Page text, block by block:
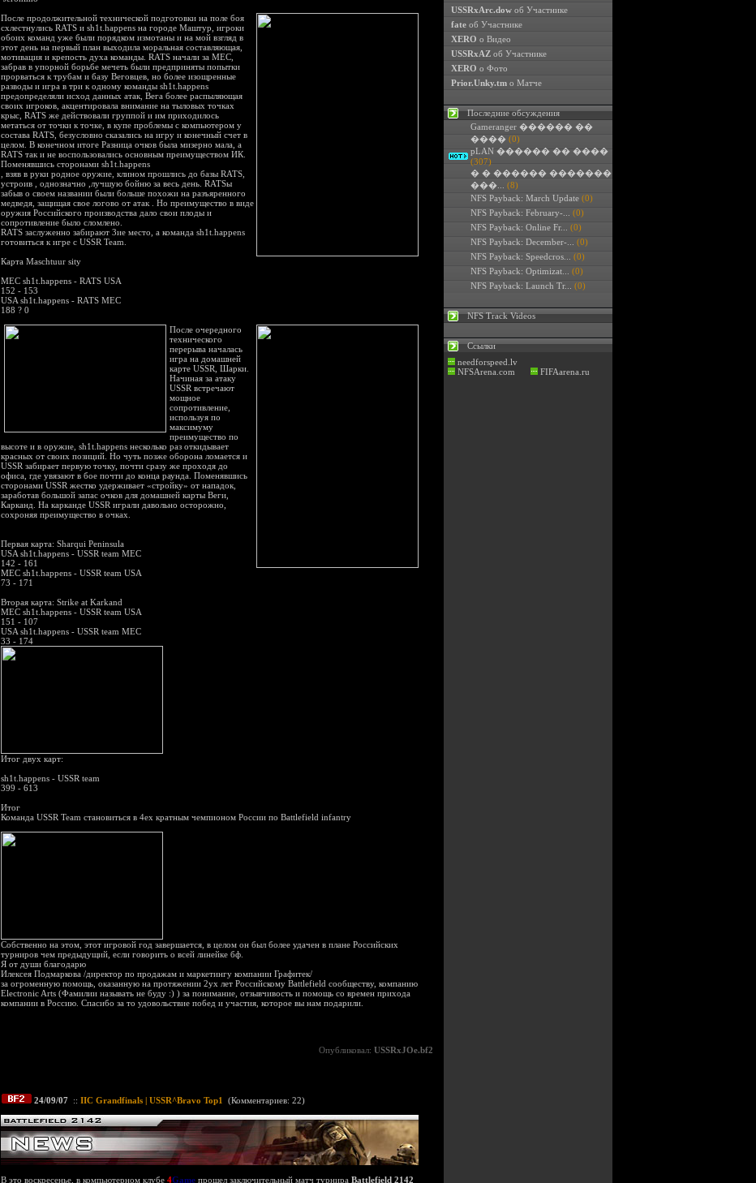
После продолжительной технической подготовки на поле боя
схлестнулись RATS и sh1t.happens на городе Маштур, игроки
обоих команд уже были порядком измотаны и на мой взгляд в
этот день на первый план выходила моральная составляющая,
мотивация и крепость духа команды. RATS начали за MEC,
забрав в упорной борьбе мечеть были предприняты попытки
прорваться к трубам и базу Веговцев, но более изощренные
разводы и игра в три к одному команды sh1t.happens
предопределяли исход данных атак, Вега более распыляющая
своих игроков, акцентировала внимание на тыловых точках
крыс, RATS же действовали группой и им приходилось
метаться от точки к точке, в купе проблемы с компьютером у
состава RATS, безусловно сказались на игру и конечный счет в
целом. В конечном итоге Разница очков была мизерно мала, а
RATS так и не воспользовались основным преимуществом ИК.
Поменявшись сторонами sh1t.happens
, взяв в руки родное оружие, клином прошлись до базы RATS,
устроив , однозначно ,лучшую бойню за весь день. RATSы
забыв о своем названии были больше похожи на разъяренного
медведя, защищая свое логово от атак . Но преимущество в виде
оружия Российского производства дало свои плоды и
сопротивление было сломлено.
RATS заслуженно забирают 3ие место, а команда sh1t.happens
готовиться к игре с USSR Team.
Карта Maschtuur sity
MEC sh1t.happens - RATS USA
152 - 153
USA sh1t.happens - RATS MEC
188 ? 0
После очередного
технического
перерыва началась
игра на домашней
карте USSR, Шарки.
Начиная за атаку
USSR встречают
мощное
сопротивление,
используя по
максимуму
преимущество по
высоте и в оружие, sh1t.happens несколько раз откидывает
красных от своих позиций. Но чуть позже оборона ломается и
USSR забирает первую точку, почти сразу же проходя до
офиса, где увязают в бое почти до конца раунда. Поменявшись
сторонами USSR жестко удерживает «стройку» от нападок,
заработав большой запас очков для домашней карты Веги,
Карканд. На карканде USSR играли давольно осторожно,
сохроняя преимущество в очках.
Первая карта: Sharqui Peninsula
USA sh1t.happens - USSR team MEC
142 - 161
MEC sh1t.happens - USSR team USA
73 - 171
Вторая карта: Strike at Karkand
MEC sh1t.happens - USSR team USA
151 - 107
USA sh1t.happens - USSR team MEC
33 - 174
Итог двух карт:
sh1t.happens - USSR team
399 - 613
Итог
Команда USSR Team становиться в 4ех кратным чемпионом России по Battlefield infantry
Собственно на этом, этот игровой год завершается, в целом он был более удачен в плане Российских
турниров чем предыдущий, если говорить о всей линейке бф.
Я от души благодарю
Илексея Подмаркова /директор по продажам и маркетингу компании Графитек/
за огроменную помощь, оказанную на протяжении 2ух лет Российскому Battlefield сообществу, компанию
Electronic Arts (Фамилии называть не буду :) ) за понимание, отзывчивость и помощь со времен прихода
компании в Россию. Спасибо за то удовольствие побед и участия, которое вы нам подарили.
Опубликовал: USSRxJOe.bf2
24/09/07 :: IIC Grandfinals | USSR^Bravo Top1 (Комментариев: 22)
В это воскресенье, в компьютерном клубе 4Game прошел заключительный матч турнира Battlefield 2142
USSRxArc.dow об Участнике
fate об Участнике
XERO о Видео
USSRxAZ об Участнике
XERO о Фото
Prior.Unky.tm о Матче
Последние обсуждения
Gameranger ������ ��
���� (0)
pLAN ������ �� ����
(307)
� � ������ �������
���...
(8)
NFS Payback: March Update (0)
NFS Payback: February-...
(0)
NFS Payback: Online Fr...
(0)
NFS Payback: December-...
(0)
NFS Payback: Speedcros...
(0)
NFS Payback: Optimizat...
(0)
NFS Payback: Launch Tr...
(0)
NFS Track Videos
Ссылки
needforspeed.lv
NFSArena.com
FIFAarena.ru